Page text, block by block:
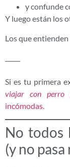
y confunde
Y luego están los
Los que
Si es tu primera
viajar con perro
incómodas.
No todos
(y no pasa